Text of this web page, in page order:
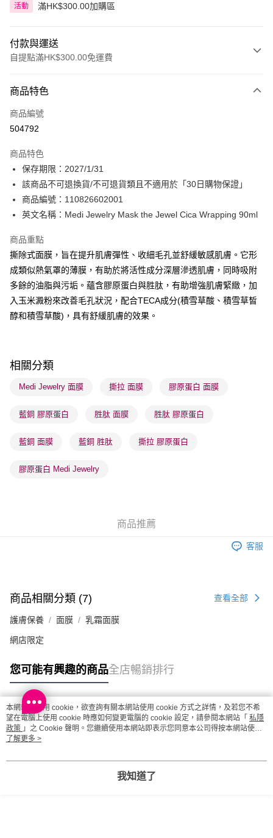
活動 滿HK$300.00加購區
付款與運送
自提點滿HK$300.00免運費
信用卡
Apple Pay
PayMe
WeChat Pay
BoC Pay
送貨方式
順豐自助櫃 - 確認發貨後1-3個工作天送達
每筆HK$65.00，滿HK$300.00或以上免運費
順豐站及營業點 - 確認發貨後1-3個工作天送達
每筆HK$65.00，滿HK$300.00或以上免運費
每筆HK$65.00，滿HK$300.00或以上免運費
(香港門市) 只顯示可選門市。確認發貨後2-5個工作天到店，3天內
取。逾期會取消訂單，並不會安排重寄
(澳門門市) 只顯示可選門市。確認發貨後2-5個工作天到店，3天內
商品特色
商品編號
504792
商品特色
保存期限：2027/1/31
該商品不可退換貨/不可退貨類且不適用於「30日購物保證」
商品編號：110826602001
英文名稱：Medi Jewelry Mask the Jewel Cica Wrapping 90ml
商品重點
撕除式面膜，旨在提升肌膚彈性、收細毛孔並舒緩敏感肌膚。它形
成類似熱氣罩的薄膜，有助於將活性成分深層滲透肌膚，同時吸附
多餘的油脂與污垢。蘊含膠原蛋白與胜肽，有助增強肌膚緊緻，加
入玉米澱粉來改善毛孔狀況，配合TECA成分(積雪草酸、積雪草皙
醇和積雪草酸)，具有舒緩肌膚的效果。
相關分類
Medi Jewelry 面膜 撕拉 面膜 膠原蛋白 面膜
藍銅 膠原蛋白 胜肽 面膜 胜肽 膠原蛋白
藍銅 面膜 藍銅 胜肽 撕拉 膠原蛋白
膠原蛋白 Medi Jewelry
商品推薦
客服
商品相關分類 (7) 查看全部
護膚保養 面膜 乳霜面膜
網店限定
您可能有興趣的商品全店暢銷排行
熱門標籤
熱銷排行
本網站中使用 cookie，欲查詢有關本網站使用 cookie 方式之詳情，及若您不希
望在電腦上使用 cookie 時應如何變更電腦的 cookie 設定，請參閱本網站「 私隱
政策 」之 Cookie 聲明。您繼續使用本網站即表示您同意本公司得按本網站使用
條款之 Cookie 聲明使用 cookie。
了解更多 >
我知道了